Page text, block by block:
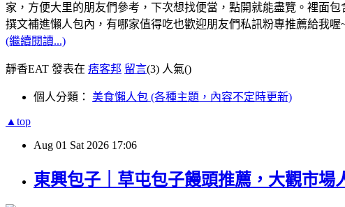
家，方便大里的朋友們參考，下次想找便當，點開就能盡覽。裡面包
撰文補進懶人包內，有哪家值得吃也歡迎朋友們私訊粉專推薦給我喔
(繼續閱讀...)
靜香EAT 發表在 痞客邦 留言(3) 人氣()
個人分類： 美食懶人包 (各種主題，內容不定時更新)
▲top
Aug 01 Sat 2026 17:06
東興包子｜草屯包子饅頭推薦，大觀市